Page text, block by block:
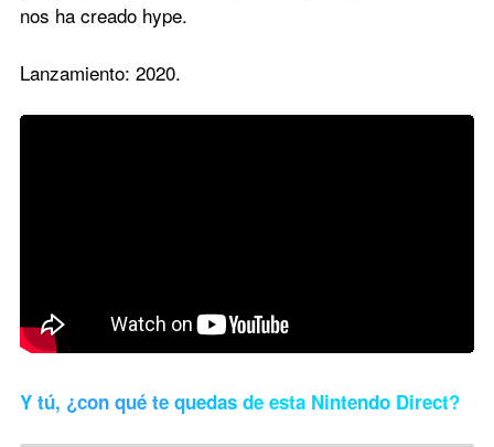
nos ha creado hype.
Lanzamiento: 2020.
Y tú, ¿con qué te quedas de esta Nintendo Direct?